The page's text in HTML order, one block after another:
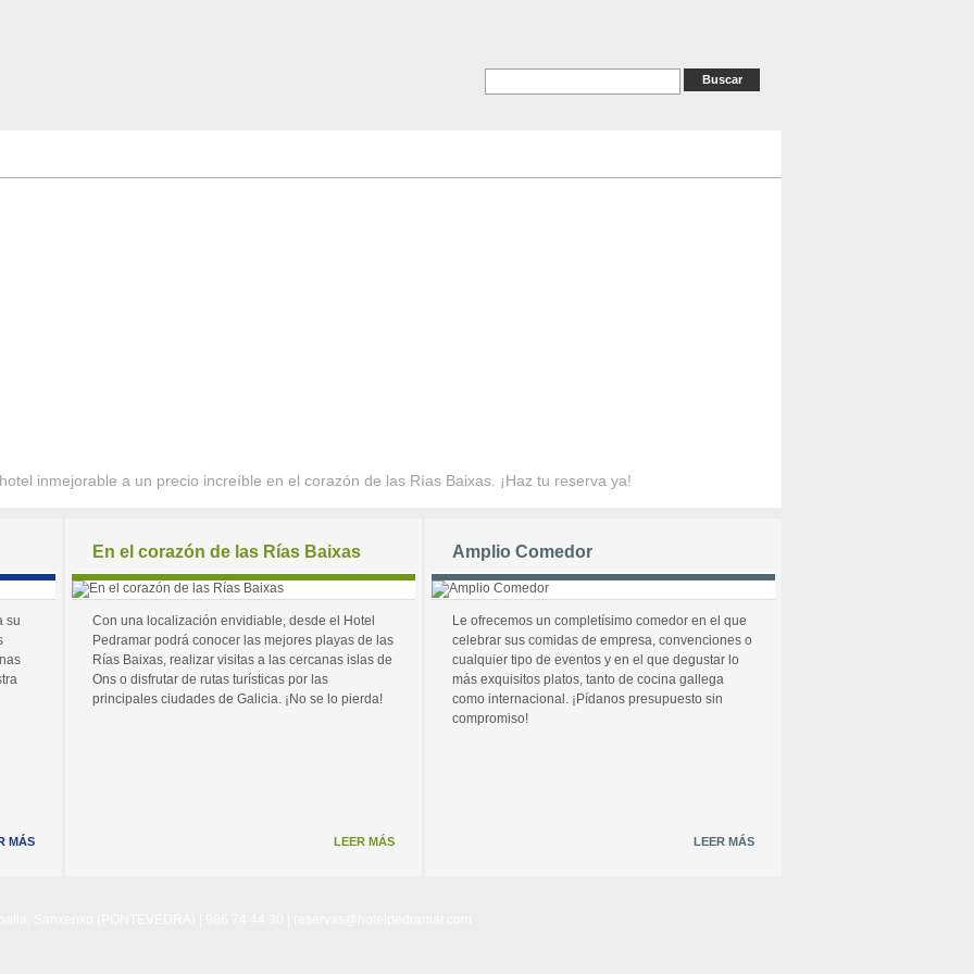
inmejorable a un precio increíble en el corazón de las Rías Baixas. ¡Haz tu reserva ya!
su
MÁS
En el corazón de las Rías Baixas
Con una localización envidiable, desde el Hotel
Pedramar podrá conocer las mejores playas de las
Rías Baixas, realizar visitas a las cercanas islas de
Ons o disfrutar de rutas turísticas por las
principales ciudades de Galicia. ¡No se lo pierda!
LEER MÁS
Amplio Comedor
Le ofrecemos un completísimo comedor en el que
celebrar sus comidas de empresa, convenciones o
cualquier tipo de eventos y en el que degustar lo
más exquisitos platos, tanto de cocina gallega
como internacional. ¡Pídanos presupuesto sin
compromiso!
LEER MÁS